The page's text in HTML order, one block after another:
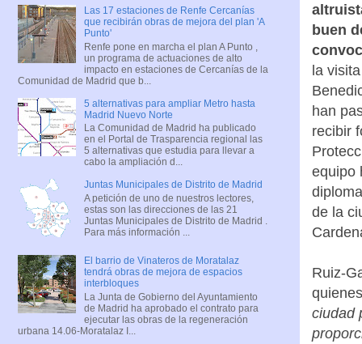
buen
la
han
recibir
equipo
de la
Ruiz-
ciudad
Las 17 estaciones de Renfe Cercanías
que recibirán obras de mejora del plan 'A
Punto'
Renfe pone en marcha el plan A Punto ,
un programa de actuaciones de alto
impacto en estaciones de Cercanías de la
Comunidad de Madrid que b...
5 alternativas para ampliar Metro hasta
Madrid Nuevo Norte
La Comunidad de Madrid ha publicado
en el Portal de Trasparencia regional las
5 alternativas que estudia para llevar a
cabo la ampliación d...
Juntas Municipales de Distrito de Madrid
A petición de uno de nuestros lectores,
estas son las direcciones de las 21
Juntas Municipales de Distrito de Madrid .
Para más información ...
El barrio de Vinateros de Moratalaz
tendrá obras de mejora de espacios
interbloques
La Junta de Gobierno del Ayuntamiento
de Madrid ha aprobado el contrato para
ejecutar las obras de la regeneración
urbana 14.06-Moratalaz I...